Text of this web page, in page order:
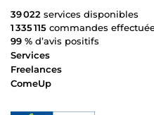
39 022 services disponibles
1 335 115 commandes
99 % d’avis positifs
Services
Freelances
ComeUp